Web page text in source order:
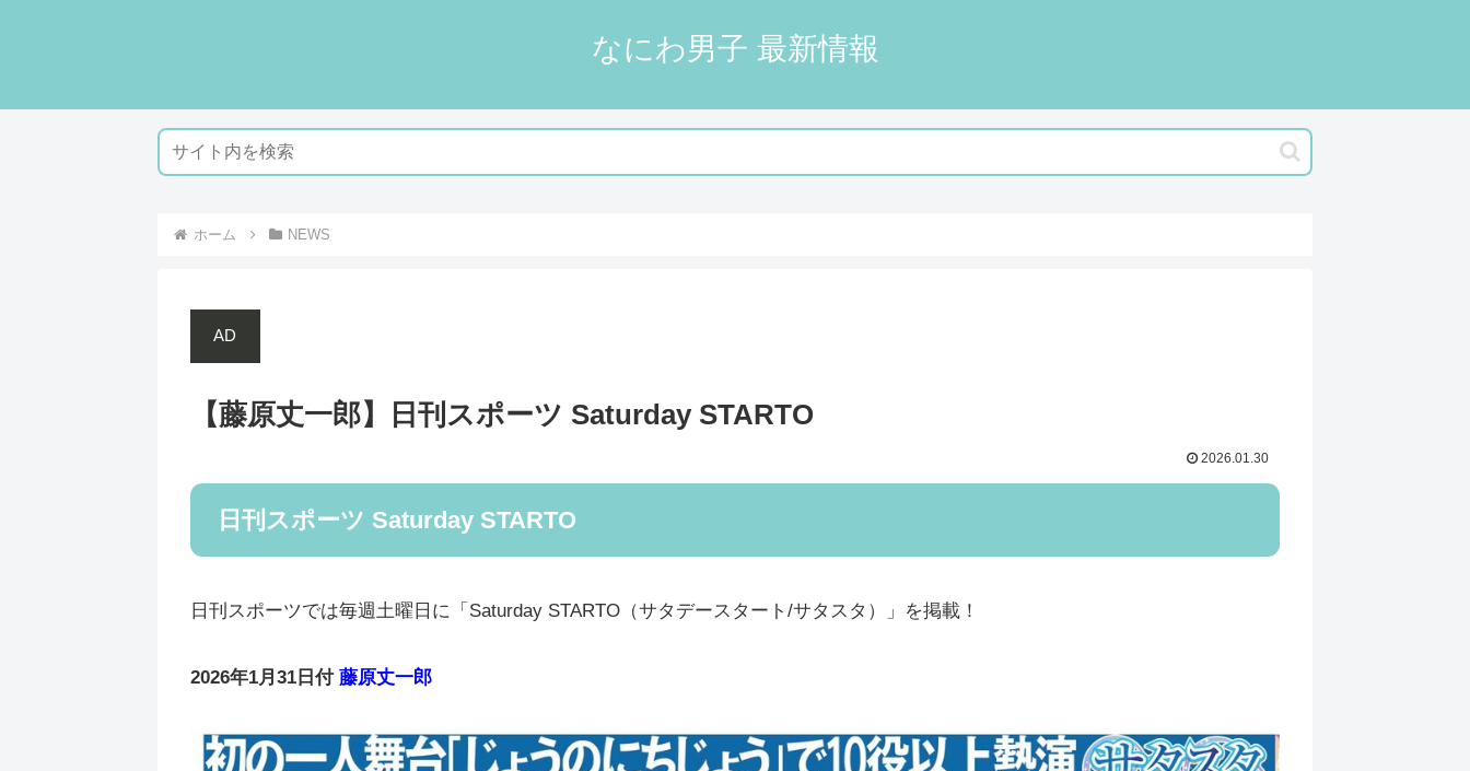
なにわ男子 最新情報
ホーム NEWS
AD
【藤原丈一郎】日刊スポーツ Saturday STARTO
2026.01.30
日刊スポーツ Saturday STARTO
日刊スポーツでは毎週土曜日に「Saturday STARTO（サタデースタート/サタスタ）」を掲載！
2026年1月31日付 藤原丈一郎